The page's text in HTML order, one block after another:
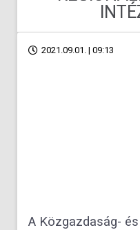
2021.09.01. | 09:13
A Közgazdaság-